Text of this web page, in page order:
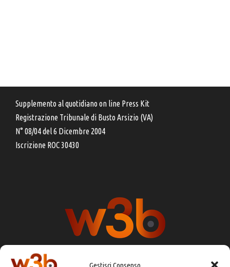
Gestisci Consenso
Supplemento al quotidiano on line Press Kit
Registrazione Tribunale di Busto Arsizio (VA)
N° 08/04 del 6 Dicembre 2004
Iscrizione ROC 30430